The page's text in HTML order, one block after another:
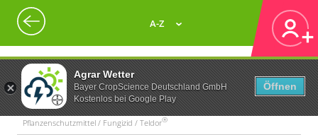
Agrar Wetter
Bayer CropScience Deutschland GmbH
Kostenlos bei Google Play
Öffnen
A-Z
Pflanzenschutzmittel / Fungizid / Teldor®